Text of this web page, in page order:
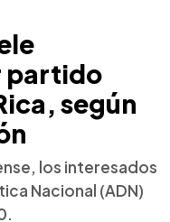
partido
según
los interesados
Nacional (ADN)